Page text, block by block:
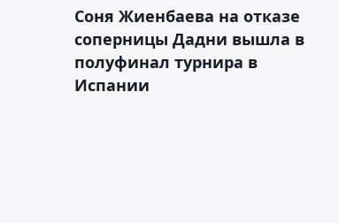
Соня Жиенбаева на отказе
соперницы Дадни вышла в
полуфинал турнира в
Испании